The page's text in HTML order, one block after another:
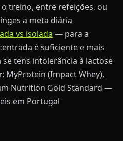
o treino, entre refeições, ou
a meta diária
vs isolada — para a
é suficiente e mais
se tens intolerância à lactose
: MyProtein (Impact Whey),
Nutrition Gold Standard —
em Portugal